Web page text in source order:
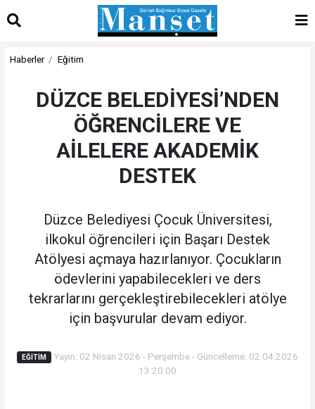
Haberler Eğitim
DÜZCE BELEDİYESİ’NDEN
ÖĞRENCİLERE VE
AİLELERE AKADEMİK
DESTEK
Düzce Belediyesi Çocuk Üniversitesi,
ilkokul öğrencileri için Başarı Destek
Atölyesi açmaya hazırlanıyor. Çocukların
ödevlerini yapabilecekleri ve ders
tekrarlarını gerçekleştirebilecekleri atölye
için başvurular devam ediyor.
EĞITIM
Yayın: 02 Nisan 2026 - Perşembe - Güncelleme: 02.04.2026
13:20:00